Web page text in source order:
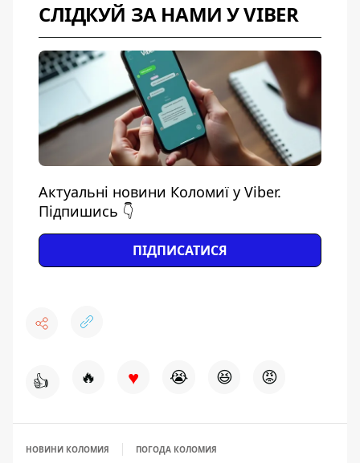
СЛІДКУЙ ЗА НАМИ У VIBER
Актуальні новини Коломиї у Viber.
Підпишись 👇
ПІДПИСАТИСЯ
👍 🔥 ♥ 😭 😆 😡
НОВИНИ КОЛОМИЯ ПОГОДА КОЛОМИЯ